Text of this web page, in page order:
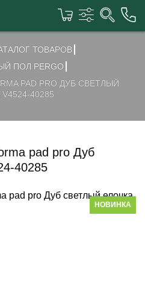
ТОВАРОВ
ПОЛ PERGO
PAD PRO ДУБ СВЕТЛЫЙ
40285
pad pro Дуб
40285
НОВИНКА